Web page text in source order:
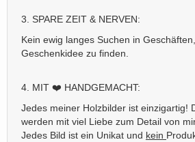
3. SPARE ZEIT & NERVEN:
Kein ewig langes Suchen in
Geschenkidee zu finden.
4. MIT ❤️ HANDGEMACHT:
Jedes meiner Holzbilder ist einzigartig!
werden mit viel Liebe zum Detail von
Jedes Bild ist ein Unikat und kein